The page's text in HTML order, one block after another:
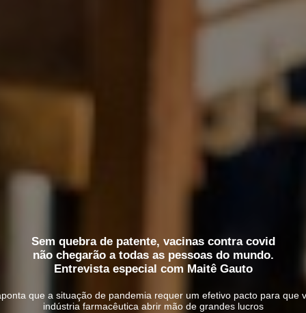
Sem quebra de patente, vacinas contra covid
não chegarão a todas as pessoas do mundo.
Entrevista especial com Maitê Gauto
que a situação de pandemia requer um efetivo pacto para que
indústria farmacêutica abrir mão de grandes lucros